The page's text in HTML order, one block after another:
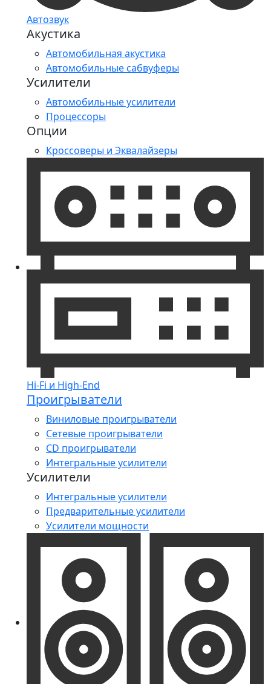
Автозвук
Акустика
Автомобильная акустика
Автомобильные сабвуферы
Усилители
Автомобильные усилители
Процессоры
Опции
Кроссоверы и Эквалайзеры
Hi-Fi и High-End
Проигрыватели
Виниловые проигрыватели
Сетевые проигрыватели
CD проигрыватели
Интегральные усилители
Усилители
Интегральные усилители
Предварительные усилители
Усилители мощности